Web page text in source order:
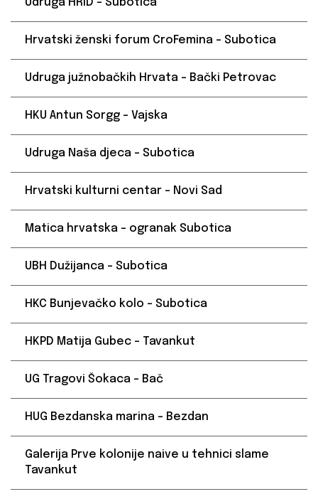
Udruga HRID – Subotica
Hrvatski ženski forum CroFemina – Subotica
Udruga južnobačkih Hrvata – Bački Petrovac
HKU Antun Sorgg – Vajska
Udruga Naša djeca – Subotica
Hrvatski kulturni centar – Novi Sad
Matica hrvatska – ogranak Subotica
UBH Dužijanca – Subotica
HKC Bunjevačko kolo – Subotica
HKPD Matija Gubec – Tavankut
UG Tragovi Šokaca – Bač
HUG Bezdanska marina – Bezdan
Galerija Prve kolonije naive u tehnici slame
Tavankut